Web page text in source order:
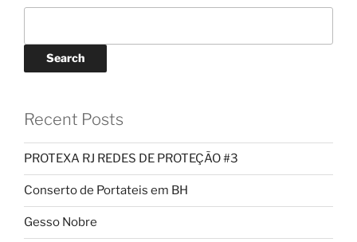
Search
Recent Posts
PROTEXA RJ REDES DE PROTEÇÃO #3
Conserto de Portateis em BH
Gesso Nobre